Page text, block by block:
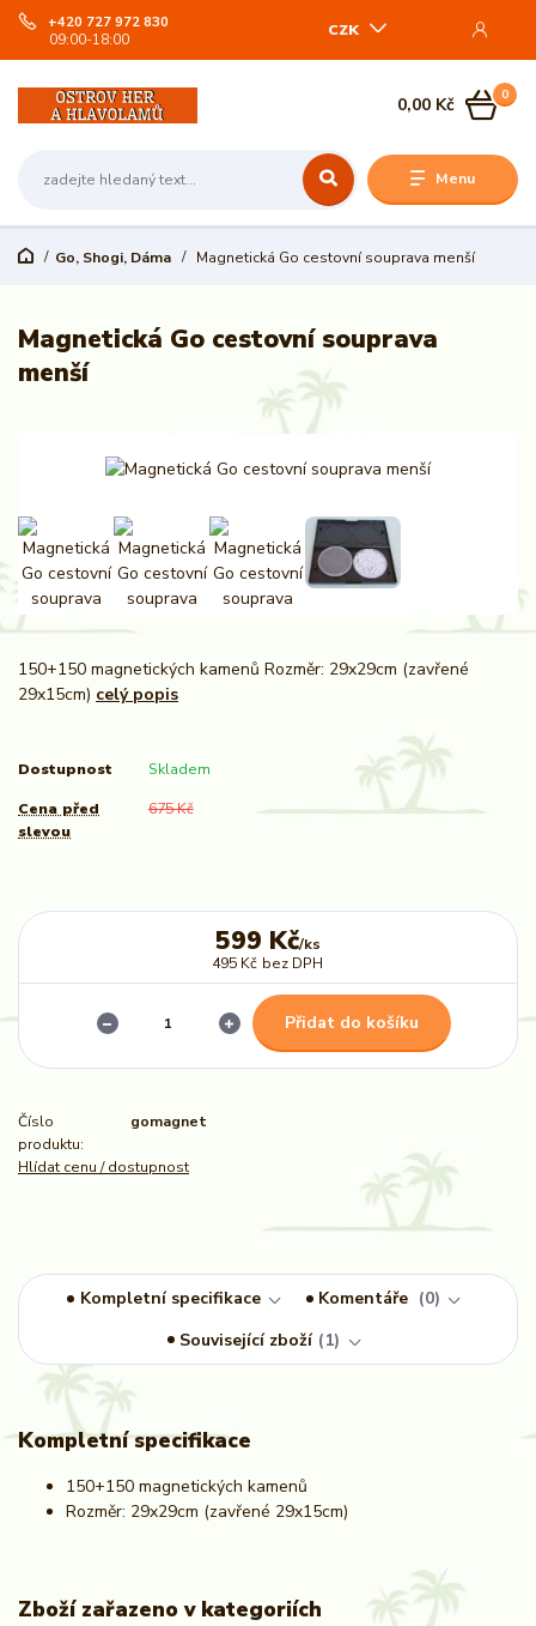
Menu
CZK
+420 727 972 830
09:00-18:00
0
0,00 Kč
Go, Shogi, Dáma Magnetická Go cestovní souprava menší
Magnetická Go cestovní souprava
menší
150+150 magnetických kamenů Rozměr: 29x29cm (zavřené
29x15cm) celý popis
Dostupnost Skladem
Cena před
slevou
675 Kč
599 Kč/ks
495 Kč bez DPH
Přidat do košíku
Číslo
produktu:
gomagnet
Hlídat cenu / dostupnost
Kompletní specifikace Komentáře
0
Související zboží
1
Kompletní specifikace
150+150 magnetických kamenů
Rozměr: 29x29cm (zavřené 29x15cm)
Zboží zařazeno v kategoriích